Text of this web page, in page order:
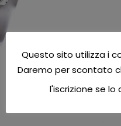
Questo sito utilizza i
Daremo per scontato
l'iscrizione se lo